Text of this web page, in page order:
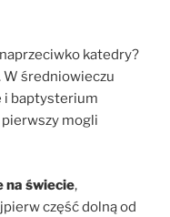
naprzeciwko katedry?
W średniowieczu
i baptysterium
mogli
na świecie,
część dolną od